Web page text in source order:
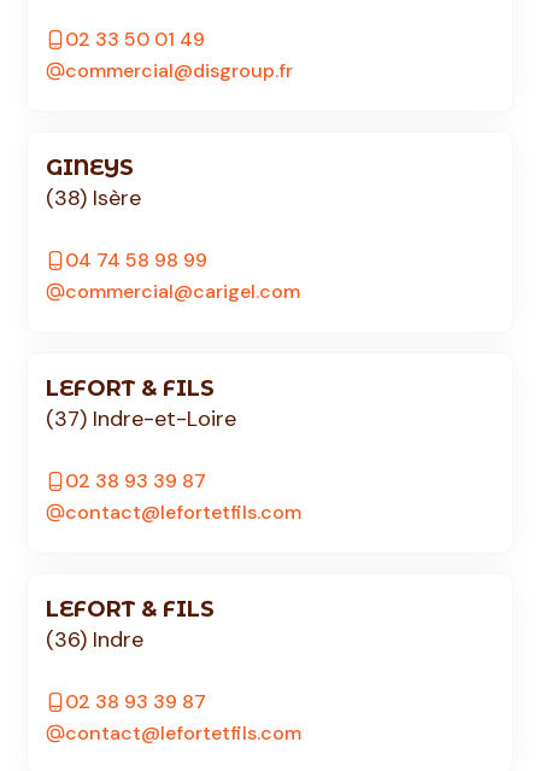
02 33 50 01 49
commercial@disgroup.fr
GINEYS
(38) Isère
04 74 58 98 99
commercial@carigel.com
LEFORT & FILS
(37) Indre-et-Loire
02 38 93 39 87
contact@lefortetfils.com
LEFORT & FILS
(36) Indre
02 38 93 39 87
contact@lefortetfils.com